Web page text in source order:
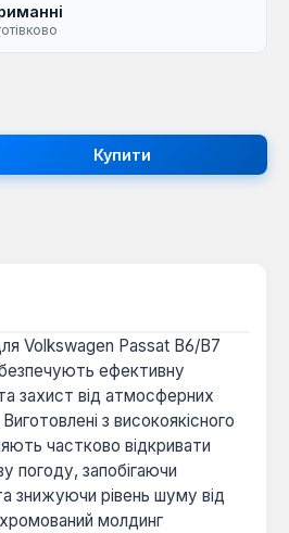
Введіть потрібну
Купити
Volkswagen Passat B6/B7
ефективну
захист від атмосферних
з високоякісного
частково відкривати
погоду, запобігаючи
знижуючи рівень шуму від
хромований молдинг